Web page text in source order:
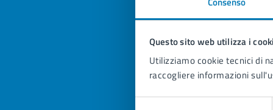
Questo sito web utilizza i
Utilizziamo cookie tecnici di
raccogliere informazioni